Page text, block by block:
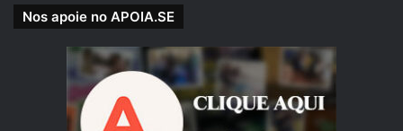
Nos apoie no APOIA.SE